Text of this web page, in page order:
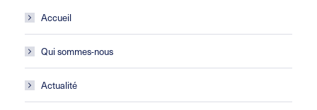
Accueil
Qui sommes-nous
Actualité